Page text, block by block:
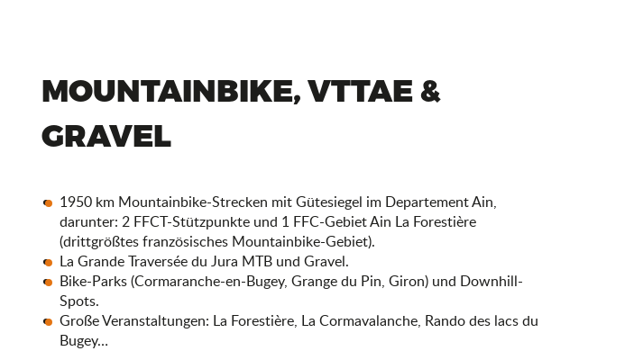
MOUNTAINBIKE, VTTAE &
GRAVEL
1950 km Mountainbike-Strecken mit Gütesiegel im Departement Ain,
darunter: 2 FFCT-Stützpunkte und 1 FFC-Gebiet Ain La Forestière
(drittgrößtes französisches Mountainbike-Gebiet).
La Grande Traversée du Jura MTB und Gravel.
Bike-Parks (Cormaranche-en-Bugey, Grange du Pin, Giron) und Downhill-
Spots.
Große Veranstaltungen: La Forestière, La Cormavalanche, Rando des lacs du
Bugey…